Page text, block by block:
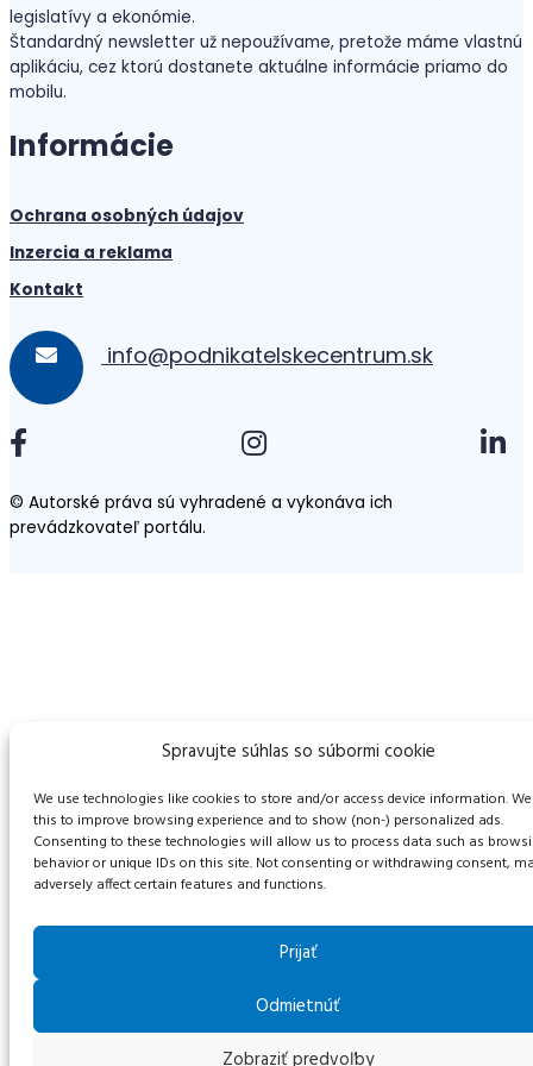
Spravujte súhlas so súbormi cookie
We use technologies like cookies to store and/or access device information.
this to improve browsing experience and to show (non-) personalized ads.
Consenting to these technologies will allow us to process data such as
behavior or unique IDs on this site. Not consenting or withdrawing consent,
adversely affect certain features and functions.
Prijať
Odmietnúť
Zobraziť predvoľby
legislatívy a ekonómie.
Štandardný newsletter už nepoužívame, pretože máme vlastnú
aplikáciu, cez ktorú dostanete aktuálne informácie priamo do
mobilu.
Informácie
Ochrana osobných údajov
Inzercia a reklama
Kontakt
info@podnikatelskecentrum.sk
© Autorské práva sú vyhradené a vykonáva ich
prevádzkovateľ portálu.